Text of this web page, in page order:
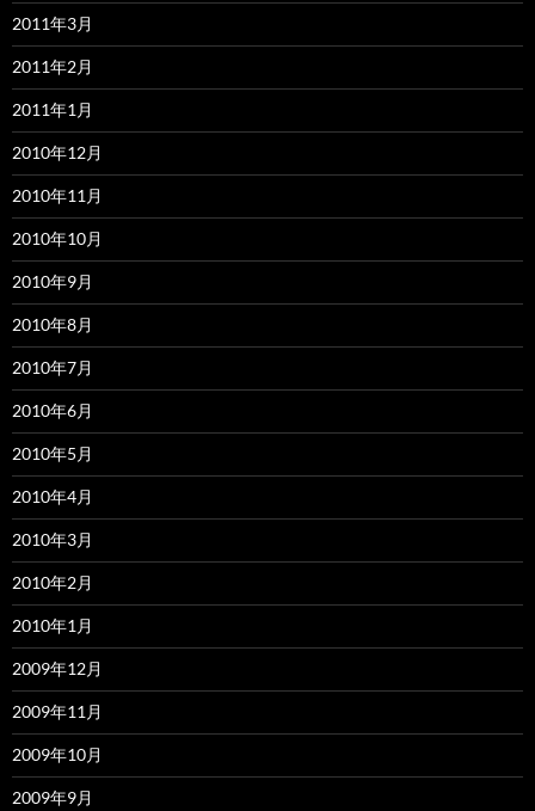
2011年3月
2011年2月
2011年1月
2010年12月
2010年11月
2010年10月
2010年9月
2010年8月
2010年7月
2010年6月
2010年5月
2010年4月
2010年3月
2010年2月
2010年1月
2009年12月
2009年11月
2009年10月
2009年9月